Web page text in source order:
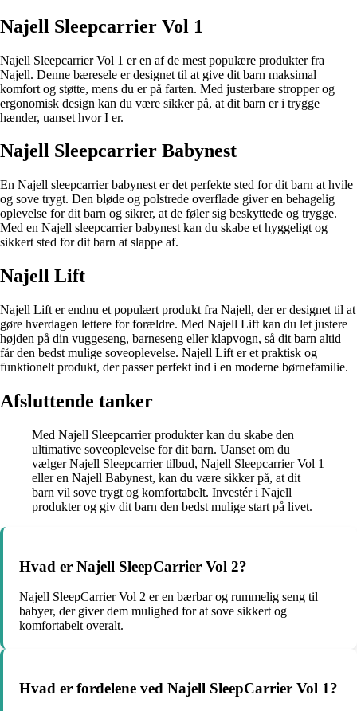
Najell Sleepcarrier Vol 1
Najell Sleepcarrier Vol 1 er en af de mest populære produkter fra
Najell. Denne bæresele er designet til at give dit barn maksimal
komfort og støtte, mens du er på farten. Med justerbare stropper og
ergonomisk design kan du være sikker på, at dit barn er i trygge
hænder, uanset hvor I er.
Najell Sleepcarrier Babynest
En Najell sleepcarrier babynest er det perfekte sted for dit barn at hvile
og sove trygt. Den bløde og polstrede overflade giver en behagelig
oplevelse for dit barn og sikrer, at de føler sig beskyttede og trygge.
Med en Najell sleepcarrier babynest kan du skabe et hyggeligt og
sikkert sted for dit barn at slappe af.
Najell Lift
Najell Lift er endnu et populært produkt fra Najell, der er designet til at
gøre hverdagen lettere for forældre. Med Najell Lift kan du let justere
højden på din vuggeseng, barneseng eller klapvogn, så dit barn altid
får den bedst mulige soveoplevelse. Najell Lift er et praktisk og
funktionelt produkt, der passer perfekt ind i en moderne børnefamilie.
Afsluttende tanker
Med Najell Sleepcarrier produkter kan du skabe den
ultimative soveoplevelse for dit barn. Uanset om du
vælger Najell Sleepcarrier tilbud, Najell Sleepcarrier Vol 1
eller en Najell Babynest, kan du være sikker på, at dit
barn vil sove trygt og komfortabelt. Investér i Najell
produkter og giv dit barn den bedst mulige start på livet.
Hvad er Najell SleepCarrier Vol 2?
Najell SleepCarrier Vol 2 er en bærbar og rummelig seng til
babyer, der giver dem mulighed for at sove sikkert og
komfortabelt overalt.
Hvad er fordelene ved Najell SleepCarrier Vol 1?